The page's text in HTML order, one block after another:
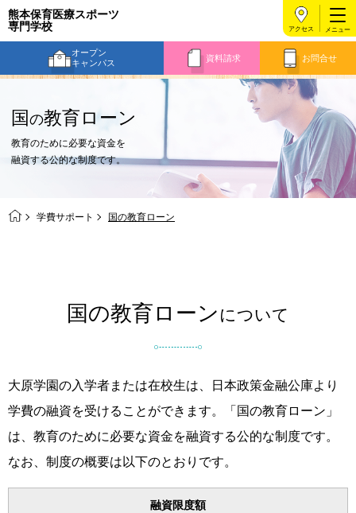
熊本保育医療スポーツ
専門学校
オープン
キャンパス
資料請求 お問合せ
アクセス
国の教育ローン
教育のために必要な資金を
融資する公的な制度です。
学費サポート 国の教育ローン
国の教育ローン について
大原学園の入学者または在校生は、日本政策金融公庫より
学費の融資を受けることができます。「国の教育ローン」
は、教育のために必要な資金を融資する公的な制度です。
なお、制度の概要は以下のとおりです。
融資限度額